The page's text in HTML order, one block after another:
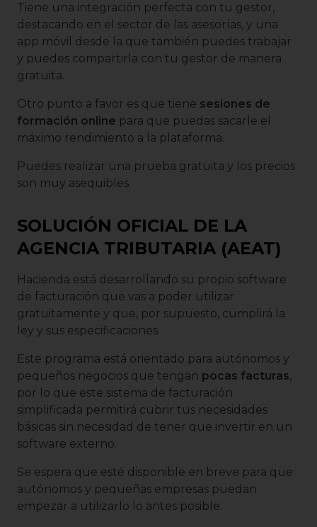
Tiene una integración perfecta con tu gestor,
destacando en el sector de las asesorías, y una
app móvil desde la que también puedes trabajar
y puedes compartirla con tu gestor de manera
gratuita.
Otro punto a favor es que tiene sesiones de
formación online para que puedas sacarle el
máximo rendimiento a la plataforma.
Puedes realizar una prueba gratuita y los precios
son muy asequibles.
SOLUCIÓN OFICIAL DE LA
AGENCIA TRIBUTARIA (AEAT)
Hacienda está desarrollando su propio software
de facturación que vas a poder utilizar
gratuitamente y que, por supuesto, cumplirá la
ley y sus especificaciones.
Este programa está orientado para autónomos y
pequeños negocios que tengan pocas facturas,
por lo que este sistema de facturación
simplificada permitirá cubrir tus necesidades
básicas sin necesidad de tener que invertir en un
software externo.
Se espera que esté disponible en breve para que
autónomos y pequeñas empresas puedan
empezar a utilizarlo lo antes posible.